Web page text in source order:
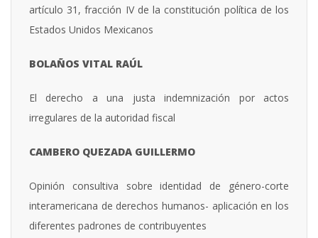
artículo 31, fracción IV de la constitución política de los
Estados Unidos Mexicanos
BOLAÑOS VITAL RAÚL
El derecho a una justa indemnización por actos
irregulares de la autoridad fiscal
CAMBERO QUEZADA GUILLERMO
Opinión consultiva sobre identidad de género-corte
interamericana de derechos humanos- aplicación en los
diferentes padrones de contribuyentes